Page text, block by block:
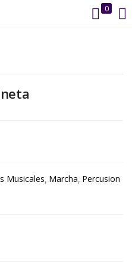
0
to login.
Musicales Marcha Percusion